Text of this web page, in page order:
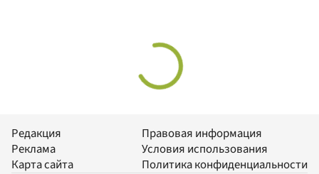
Редакция
Реклама
Карта сайта
Правовая информация
Условия использования
Политика конфиденциальности